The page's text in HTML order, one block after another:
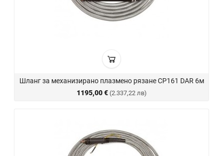
Шланг за механизирано плазмено рязане CP161 DAR 6м
1195,00 € (2.337,22 лв)